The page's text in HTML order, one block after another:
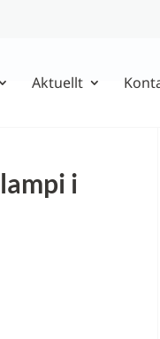
Aktuellt
i